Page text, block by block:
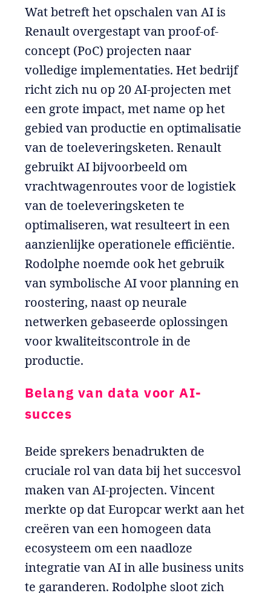
Wat betreft het opschalen van AI is
Renault overgestapt van proof-of-
concept (PoC) projecten naar
volledige implementaties. Het bedrijf
richt zich nu op 20 AI-projecten met
een grote impact, met name op het
gebied van productie en optimalisatie
van de toeleveringsketen. Renault
gebruikt AI bijvoorbeeld om
vrachtwagenroutes voor de logistiek
van de toeleveringsketen te
optimaliseren, wat resulteert in een
aanzienlijke operationele efficiëntie.
Rodolphe noemde ook het gebruik
van symbolische AI voor planning en
roostering, naast op neurale
netwerken gebaseerde oplossingen
voor kwaliteitscontrole in de
productie.
Belang van data voor AI-
succes
Beide sprekers benadrukten de
cruciale rol van data bij het succesvol
maken van AI-projecten. Vincent
merkte op dat Europcar werkt aan het
creëren van een homogeen data
ecosysteem om een naadloze
integratie van AI in alle business units
te garanderen. Rodolphe sloot zich